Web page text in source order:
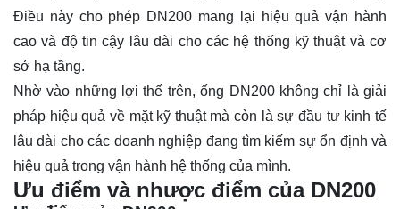
Điều này cho phép DN200 mang lại hiệu quả vận hành
cao và độ tin cậy lâu dài cho các hệ thống kỹ thuật và cơ
sở hạ tầng.
Nhờ vào những lợi thế trên, ống DN200 không chỉ là giải
pháp hiệu quả về mặt kỹ thuật mà còn là sự đầu tư kinh tế
lâu dài cho các doanh nghiệp đang tìm kiếm sự ổn định và
hiệu quả trong vận hành hệ thống của mình.
Ưu điểm và nhược điểm của DN200